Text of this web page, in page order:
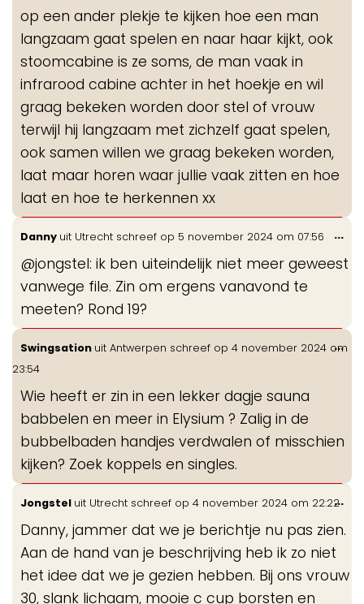
op een ander plekje te kijken hoe een man
langzaam gaat spelen en naar haar kijkt, ook
stoomcabine is ze soms, de man vaak in
infrarood cabine achter in het hoekje en wil
graag bekeken worden door stel of vrouw
terwijl hij langzaam met zichzelf gaat spelen,
ook samen willen we graag bekeken worden,
laat maar horen waar jullie vaak zitten en hoe
laat en hoe te herkennen xx
Danny uit Utrecht schreef op 5 november 2024 om 07:56
@jongstel: ik ben uiteindelijk niet meer geweest
vanwege file. Zin om ergens vanavond te
meeten? Rond 19?
...
Swingsation uit Antwerpen schreef op 4 november 2024 om
23:54
Wie heeft er zin in een lekker dagje sauna
babbelen en meer in Elysium ? Zalig in de
bubbelbaden handjes verdwalen of misschien
kijken? Zoek koppels en singles.
...
Jongstel uit Utrecht schreef op 4 november 2024 om 22:22
Danny, jammer dat we je berichtje nu pas zien.
Aan de hand van je beschrijving heb ik zo niet
het idee dat we je gezien hebben. Bij ons vrouw
30, slank lichaam, mooie c cup borsten en
...